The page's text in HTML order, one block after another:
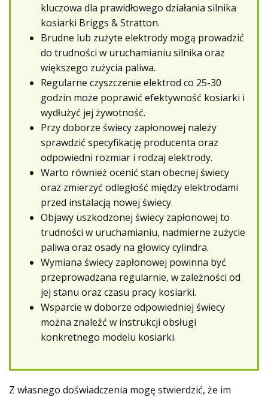
kluczowa dla prawidłowego działania silnika
kosiarki Briggs & Stratton.
Brudne lub zużyte elektrody mogą prowadzić
do trudności w uruchamianiu silnika oraz
większego zużycia paliwa.
Regularne czyszczenie elektrod co 25-30
godzin może poprawić efektywność kosiarki i
wydłużyć jej żywotność.
Przy doborze świecy zapłonowej należy
sprawdzić specyfikację producenta oraz
odpowiedni rozmiar i rodzaj elektrody.
Warto również ocenić stan obecnej świecy
oraz zmierzyć odległość między elektrodami
przed instalacją nowej świecy.
Objawy uszkodzonej świecy zapłonowej to
trudności w uruchamianiu, nadmierne zużycie
paliwa oraz osady na głowicy cylindra.
Wymiana świecy zapłonowej powinna być
przeprowadzana regularnie, w zależności od
jej stanu oraz czasu pracy kosiarki.
Wsparcie w doborze odpowiedniej świecy
można znaleźć w instrukcji obsługi
konkretnego modelu kosiarki.
Z własnego doświadczenia mogę stwierdzić, że im